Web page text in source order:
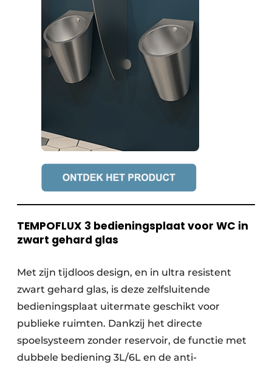
TEMPOFLUX 3 bedieningsplaat voor WC in
zwart gehard glas
Met zijn tijdloos design, en in ultra resistent
zwart gehard glas, is deze zelfsluitende
bedieningsplaat uitermate geschikt voor
publieke ruimten. Dankzij het directe
spoelsysteem zonder reservoir, de functie met
dubbele bediening 3L/6L en de anti-